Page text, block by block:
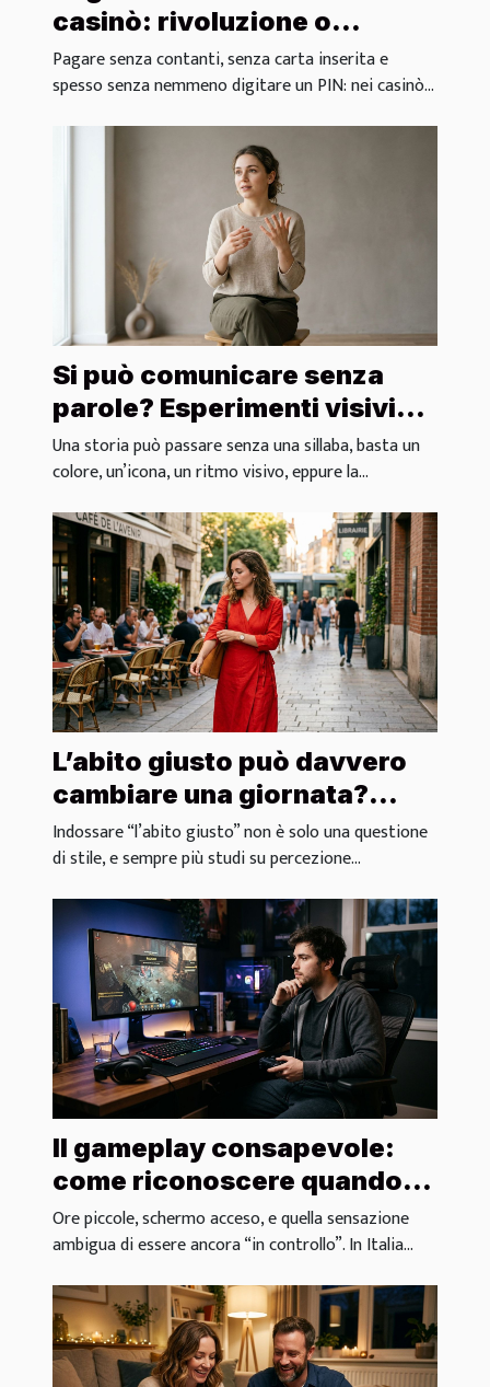
casinò: rivoluzione o
semplice comodità?
Pagare senza contanti, senza carta inserita e
spesso senza nemmeno digitare un PIN: nei casinò...
Si può comunicare senza
parole? Esperimenti visivi
nel branding moderno
Una storia può passare senza una sillaba, basta un
colore, un’icona, un ritmo visivo, eppure la...
L’abito giusto può davvero
cambiare una giornata?
Analisi di micro-
comportamenti
Indossare “l’abito giusto” non è solo una questione
di stile, e sempre più studi su percezione...
Il gameplay consapevole:
come riconoscere quando
fermarsi davvero
Ore piccole, schermo acceso, e quella sensazione
ambigua di essere ancora “in controllo”. In Italia...